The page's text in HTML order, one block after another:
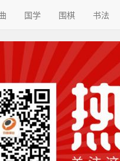
国学 围棋 书法